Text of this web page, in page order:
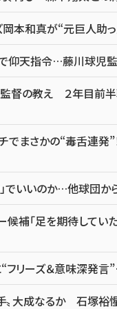
本和真が“元巨人助
仰天指令…藤川球児
監督の教え ２年目前
でまさかの“毒舌連発
でいいのか…他球団
補「足を期待してい
フリーズ＆意味深発
〟大成なるか 石塚裕